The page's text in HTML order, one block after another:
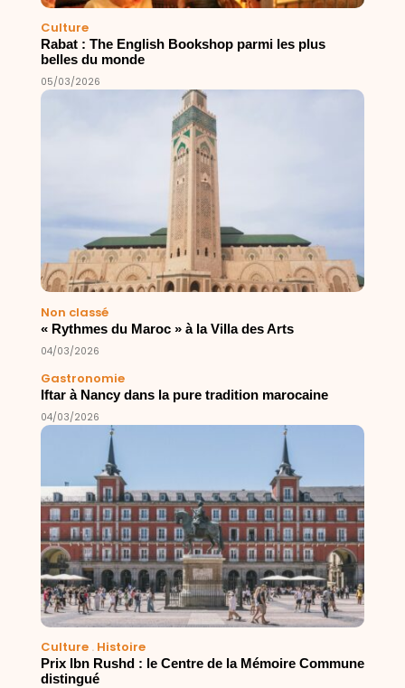
Culture
Rabat : The English Bookshop parmi les plus
belles du monde
05/03/2026
Non classé
« Rythmes du Maroc » à la Villa des Arts
04/03/2026
Gastronomie
Iftar à Nancy dans la pure tradition marocaine
04/03/2026
Culture. Histoire
Prix Ibn Rushd : le Centre de la Mémoire Commune
distingué